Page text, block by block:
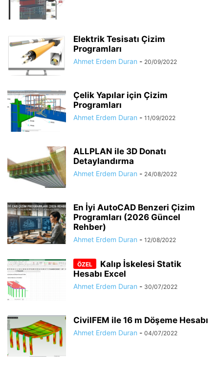
Elektrik Tesisatı Çizim
Programları
Ahmet Erdem Duran - 20/09/2022
Çelik Yapılar için Çizim
Programları
Ahmet Erdem Duran - 11/09/2022
ALLPLAN ile 3D Donatı
Detaylandırma
Ahmet Erdem Duran - 24/08/2022
En İyi AutoCAD Benzeri Çizim
Programları (2026 Güncel
Rehber)
Ahmet Erdem Duran - 12/08/2022
Kalıp İskelesi Statik
Hesabı Excel
Ahmet Erdem Duran - 30/07/2022
CivilFEM ile 16 m Döşeme Hesabı
Ahmet Erdem Duran - 04/07/2022